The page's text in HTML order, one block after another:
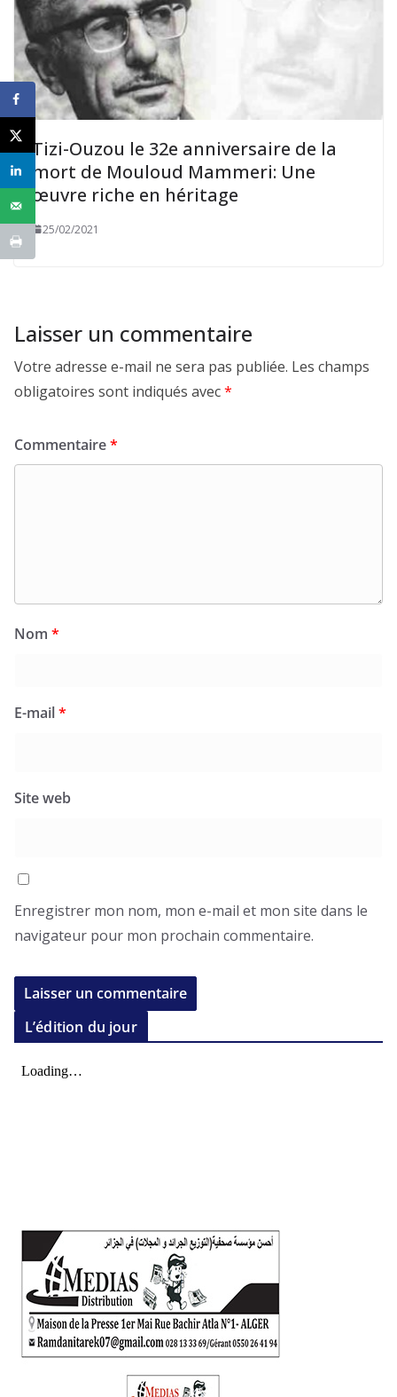
Tizi-Ouzou le 32e anniversaire de la
mort de Mouloud Mammeri: Une
œuvre riche en héritage
25/02/2021
Laisser un commentaire
Votre adresse e-mail ne sera pas publiée. Les champs
obligatoires sont indiqués avec*
Commentaire*
Nom *
E-mail*
Site web
Enregistrer mon nom, mon e-mail et mon site dans le
navigateur pour mon prochain commentaire.
L’édition du jour